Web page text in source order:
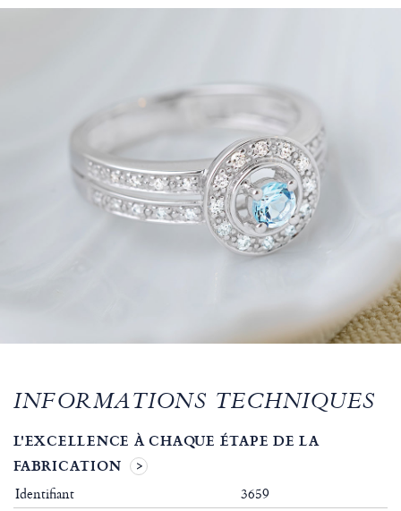
INFORMATIONS TECHNIQUES
L'EXCELLENCE À CHAQUE ÉTAPE DE LA
FABRICATION
Identifiant
3659